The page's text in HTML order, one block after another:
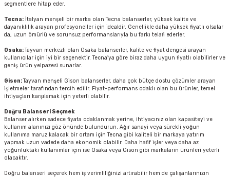
segmentlere hitap eder.
Tecna: İtalyan menşeli bir marka olan Tecna balanserler, yüksek kalite ve
dayanıklılık arayan profesyoneller için idealdir. Genellikle daha yüksek fiyatlı olsalar
da, uzun ömürlü ve sorunsuz performanslarıyla bu farkı telafi ederler.
Osaka:Tayvan merkezli olan Osaka balanserler, kalite ve fiyat dengesi arayan
kullanıcılar için iyi bir seçenektir. Tecna'ya göre biraz daha uygun fiyatlı olabilirler ve
geniş ürün yelpazesi sunarlar.
Gison:Tayvan menşeli Gison balanserler, daha çok bütçe dostu çözümler arayan
işletmeler tarafından tercih edilir. Fiyat-performans odaklı olan bu ürünler, temel
ihtiyaçları karşılamak için yeterli olabilir.
Doğru Balanseri Seçmek
Balanser alırken sadece fiyata odaklanmak yerine, ihtiyacınız olan kapasiteyi ve
kullanım alanınızı göz önünde bulundurun. Ağır sanayi veya sürekli yoğun
kullanıma maruz kalacak bir ortam için Tecna gibi kaliteli bir markaya yatırım
yapmak uzun vadede daha ekonomik olabilir. Daha hafif işler veya daha az
yoğunluktaki kullanımlar için ise Osaka veya Gison gibi markaların ürünleri yeterli
olacaktır.
Doğru balanseri seçerek hem iş verimliliğinizi artırabilir hem de çalışanlarınızın